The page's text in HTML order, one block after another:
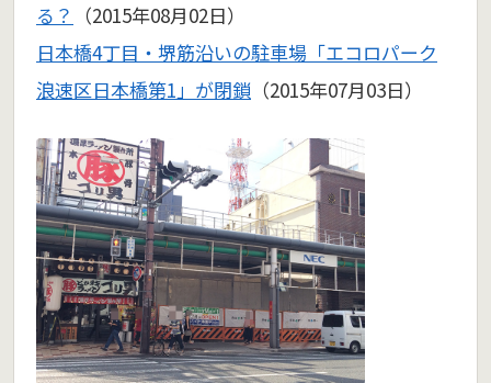
る？ （2015年08月02日）
日本橋4丁目・堺筋沿いの駐車場「エコロパーク
浪速区日本橋第1」が閉鎖 （2015年07月03日）